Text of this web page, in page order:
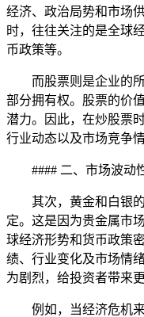
经济、政治局势和市场
时，往往关注的是全球
币政策等。
而股票则是企业的
部分拥有权。股票的价
潜力。因此，在炒股票
行业动态以及市场竞争情
#### 二、市场波动
其次，黄金和白银
定。这是因为贵金属市
球经济形势和货币政策
绩、行业变化及市场情
为剧烈，给投资者带来
例如，当经济危机